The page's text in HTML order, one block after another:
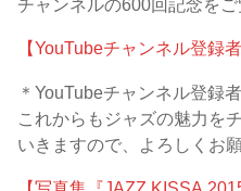
チャンネルの600回記念をご
【YouTubeチャンネル登録
＊YouTubeチャンネル登録
これからもジャズの魅力を
いきますので、よろしくお